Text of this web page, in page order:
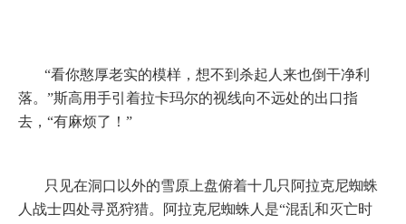
“看你憨厚老实的模样，想不到杀起人来也倒干净利
落。”斯高用手引着拉卡玛尔的视线向不远处的出口指
去，“有麻烦了！”
只见在洞口以外的雪原上盘俯着十几只阿拉克尼蜘蛛
人战士四处寻觅狩猎。阿拉克尼蜘蛛人是“混乱和灭亡时